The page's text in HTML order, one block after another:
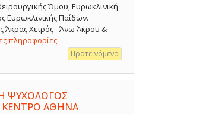
Ώμου, Ευρωκλινική
Ευρωκλινικής Παίδων.
Άκρας Χειρός - Άνω Άκρου &
πληροφορίες
Προτεινόμενα
ΨΥΧΟΛΟΓΟΣ
ΑΘΗΝΑ